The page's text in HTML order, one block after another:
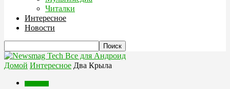
Читалки
Интересное
Новости
Все для Андроид
Домой Интересное Два Крыла